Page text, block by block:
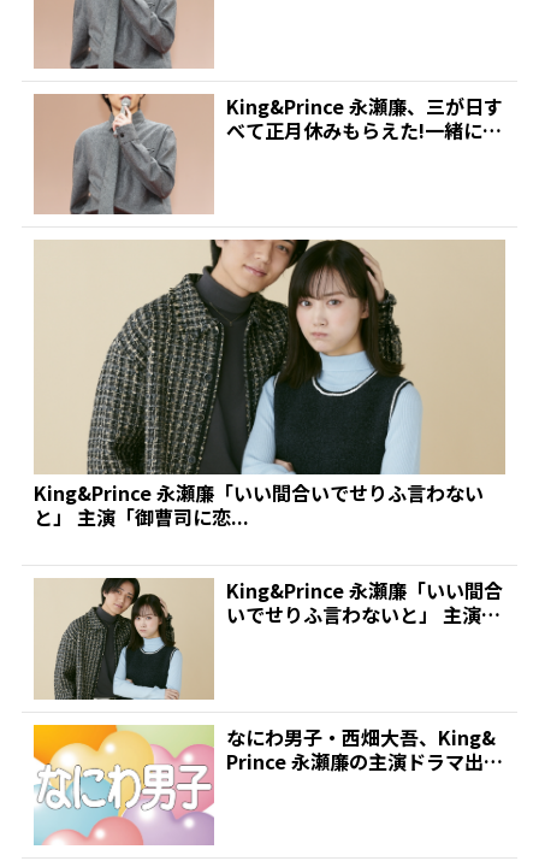
King&Prince 永瀬廉、三が日す
べて正月休みもらえた!一緒に
King&Prince 永瀬廉「いい間合いでせりふ言わない
と」 主演「御曹司に恋...
King&Prince 永瀬廉「いい間合
いでせりふ言わないと」 主演
なにわ男子・西畑大吾、King&
Prince 永瀬廉の主演ドラマ出演